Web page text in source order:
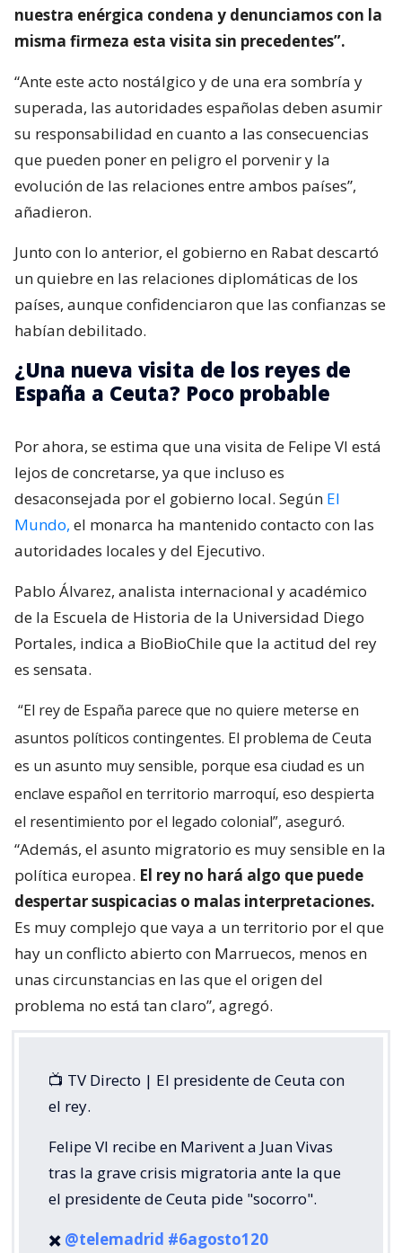
nuestra enérgica condena y denunciamos con la
misma firmeza esta visita sin precedentes”.
“Ante este acto nostálgico y de una era sombría y
superada, las autoridades españolas deben asumir
su responsabilidad en cuanto a las consecuencias
que pueden poner en peligro el porvenir y la
evolución de las relaciones entre ambos países”,
añadieron.
Junto con lo anterior, el gobierno en Rabat descartó
un quiebre en las relaciones diplomáticas de los
países, aunque confidenciaron que las confianzas se
habían debilitado.
¿Una nueva visita de los reyes de
España a Ceuta? Poco probable
Por ahora, se estima que una visita de Felipe VI está
lejos de concretarse, ya que incluso es
desaconsejada por el gobierno local. Según El
Mundo, el monarca ha mantenido contacto con las
autoridades locales y del Ejecutivo.
Pablo Álvarez, analista internacional y académico
de la Escuela de Historia de la Universidad Diego
Portales, indica a BioBioChile que la actitud del rey
es sensata.
“El rey de España parece que no quiere meterse en
asuntos políticos contingentes. El problema de Ceuta
es un asunto muy sensible, porque esa ciudad es un
enclave español en territorio marroquí, eso despierta
el resentimiento por el legado colonial”, aseguró.
“Además, el asunto migratorio es muy sensible en la
política europea. El rey no hará algo que puede
despertar suspicacias o malas interpretaciones.
Es muy complejo que vaya a un territorio por el que
hay un conflicto abierto con Marruecos, menos en
unas circunstancias en las que el origen del
problema no está tan claro”, agregó.
📺 TV Directo | El presidente de Ceuta con
el rey.
Felipe VI recibe en Marivent a Juan Vivas
tras la grave crisis migratoria ante la que
el presidente de Ceuta pide "socorro".
✖️ @telemadrid #6agosto120